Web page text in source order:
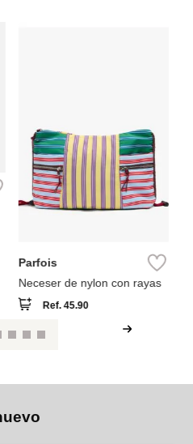
Parfois
Neceser de nylon con rayas
Ref.45.90